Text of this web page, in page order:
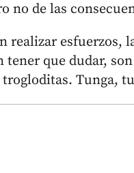
no de las
realizar esfuerzos,
tener que dudar,
trogloditas. Tunga,